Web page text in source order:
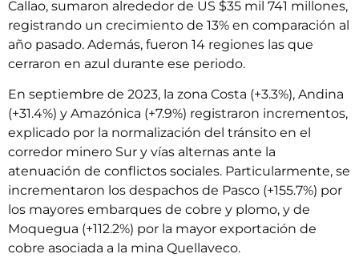
Callao, sumaron alrededor de US $35 mil 741 millones,
registrando un crecimiento de 13% en comparación al
año pasado. Además, fueron 14 regiones las que
cerraron en azul durante ese periodo.
En septiembre de 2023, la zona Costa (+3.3%), Andina
(+31.4%) y Amazónica (+7.9%) registraron incrementos,
explicado por la normalización del tránsito en el
corredor minero Sur y vías alternas ante la
atenuación de conflictos sociales. Particularmente, se
incrementaron los despachos de Pasco (+155.7%) por
los mayores embarques de cobre y plomo, y de
Moquegua (+112.2%) por la mayor exportación de
cobre asociada a la mina Quellaveco.